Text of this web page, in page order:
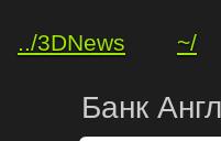
../3DNews ~/
Банк